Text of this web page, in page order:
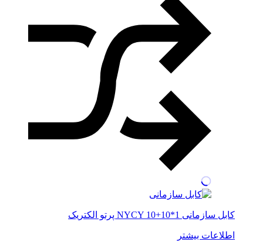
کابل سازمانی NYCY 10+10*1 پرتو الکتریک
اطلاعات بیشتر